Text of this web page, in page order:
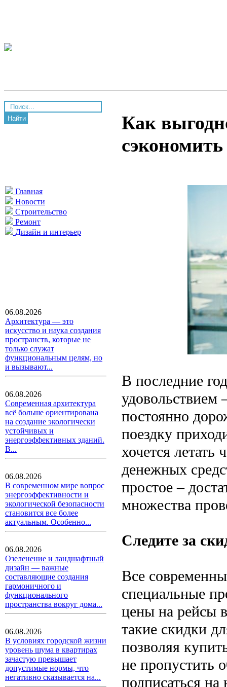
Найти
Главная
Новости
Строительство
Ремонт
Дизайн и интерьер
06.08.2026
Архитектура — это
искусство и наука создания
пространств, которые не
только служат
функциональным целям, но
и вызывают...
06.08.2026
Современная архитектура
всё больше ориентирована
на создание экологически
устойчивых и
энергоэффективных зданий.
В...
06.08.2026
В современном мире вопрос
энергоэффективности и
экологической безопасности
становится все более
актуальным. Особенно...
06.08.2026
Озеленение и ландшафтный
дизайн — важные
составляющие создания
гармоничного и
функционального
пространства вокруг дома...
06.08.2026
В условиях городской жизни
уровень шума в квартирах
зачастую превышает
допустимые нормы, что
негативно сказывается на...
Как
В последние
удовольствием
постоянно
поездку
хочется летать
денежных
простое –
множества
Следите за
Все
специальные
цены на рейсы
такие скидки
позволяя
не пропустить
подписаться